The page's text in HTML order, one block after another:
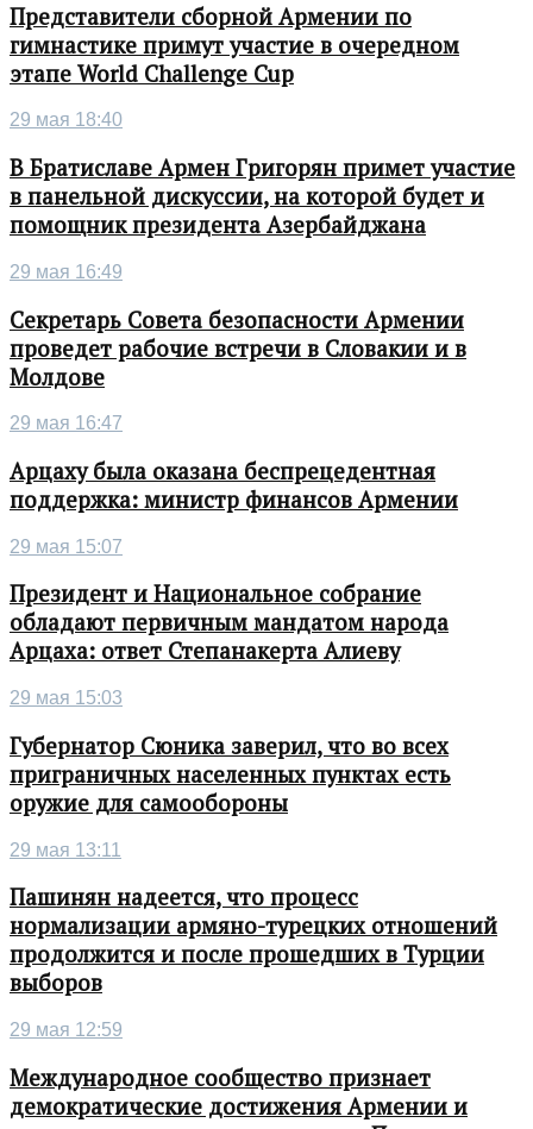
Представители сборной Армении по
гимнастике примут участие в очередном
этапе World Challenge Cup
29 мая 18:40
В Братиславе Армен Григорян примет участие
в панельной дискуссии, на которой будет и
помощник президента Азербайджана
29 мая 16:49
Секретарь Совета безопасности Армении
проведет рабочие встречи в Словакии и в
Молдове
29 мая 16:47
Арцаху была оказана беспрецедентная
поддержка: министр финансов Армении
29 мая 15:07
Президент и Национальное собрание
обладают первичным мандатом народа
Арцаха: ответ Степанакерта Алиеву
29 мая 15:03
Губернатор Сюника заверил, что во всех
приграничных населенных пунктах есть
оружие для самообороны
29 мая 13:11
Пашинян надеется, что процесс
нормализации армяно-турецких отношений
продолжится и после прошедших в Турции
выборов
29 мая 12:59
Международное сообщество признает
демократические достижения Армении и